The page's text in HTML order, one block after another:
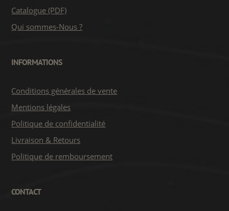
Catalogue (PDF)
Qui sommes-Nous ?
INFORMATIONS
Conditions générales de vente
Mentions légales
Politique de confidentialité
Livraison & Retours
Politique de remboursement
CONTACT